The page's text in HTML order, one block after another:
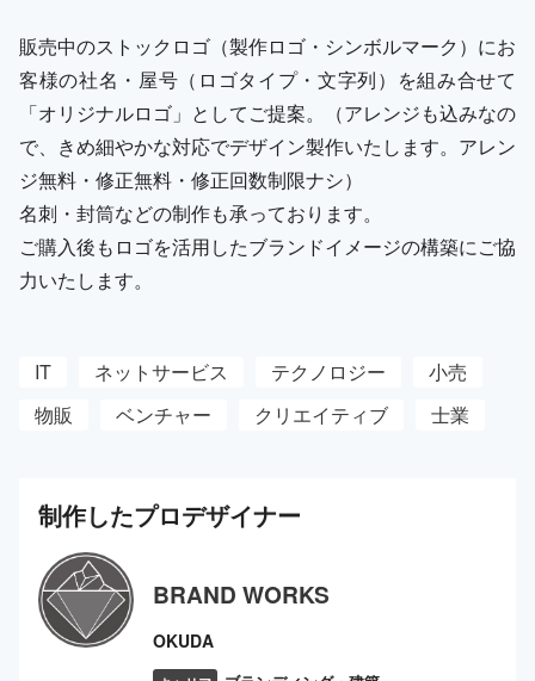
販売中のストックロゴ（製作ロゴ・シンボルマーク）にお
客様の社名・屋号（ロゴタイプ・文字列）を組み合せて
「オリジナルロゴ」としてご提案。（アレンジも込みなの
で、きめ細やかな対応でデザイン製作いたします。アレン
ジ無料・修正無料・修正回数制限ナシ）
名刺・封筒などの制作も承っております。
ご購入後もロゴを活用したブランドイメージの構築にご協
力いたします。
IT ネットサービス テクノロジー
小売
物販
ベンチャー クリエイティブ 士業
制作したプロデザイナー
BRAND WORKS
OKUDA